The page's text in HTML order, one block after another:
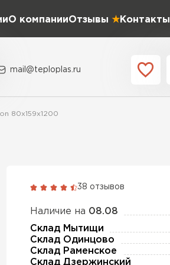
О компанииОтзывы Контакты
mail@teploplas.ru
80х159х1200
38 отзывов
Наличие на 08.08
Склад Мытищи
Склад Одинцово
Склад Раменское
Склад Дзержинский
ПЕРЕЙТИ
Утеплитель Дирок
ПЕРЕЙТИ